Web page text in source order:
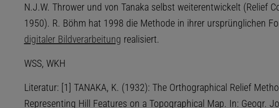
N.J.W. Thrower und von Tanaka selbst weiterentwickelt (Relief
1950). R. Böhm hat 1998 die Methode in ihrer ursprünglichen
digitaler Bildverarbeitung realisiert.
WSS, WKH
Literatur: [1] TANAKA, K. (1932): The Orthographical Relief
Representing Hill Features on a Topographical Map. In: Geogr.